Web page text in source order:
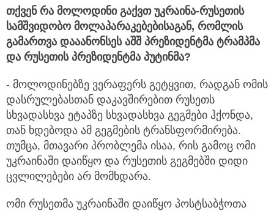
თქვენ რა მოლოდინი გაქვთ უკრაინა-რუსეთის
სამშვიდობო მოლაპარაკებებისაგან, რომლის
გამართვა დააანონსეს აშშ პრეზიდენტმა ტრამპმა
და რუსეთის პრეზიდენტმა პუტინმა?
- მოლოდინებზე ვერაფერს გეტყვით, რადგან ომის
დასრულებასთან დაკავშირებით რუსეთს
სხვადასხვა ეტაპზე სხვადასხვა გეგმები ჰქონდა,
თან ხდებოდა ამ გეგმების ტრანსფორმირება.
თუმცა, მთავარი პრობლემა ისაა, რის გამოც ომი
უკრაინაში დაიწყო და რუსეთის გეგმებში დიდი
ცვლილებები არ მომხდარა.
ომი რუსეთმა უკრაინაში დაიწყო პოსტსაბჭოთა